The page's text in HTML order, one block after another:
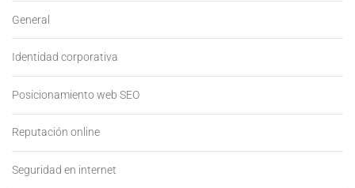
General
Identidad corporativa
Posicionamiento web SEO
Reputación online
Seguridad en internet